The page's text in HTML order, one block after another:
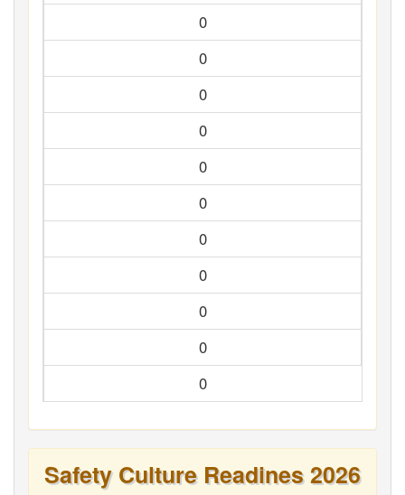
0
0
0
0
0
0
0
0
0
0
0
Safety Culture Readines 2026